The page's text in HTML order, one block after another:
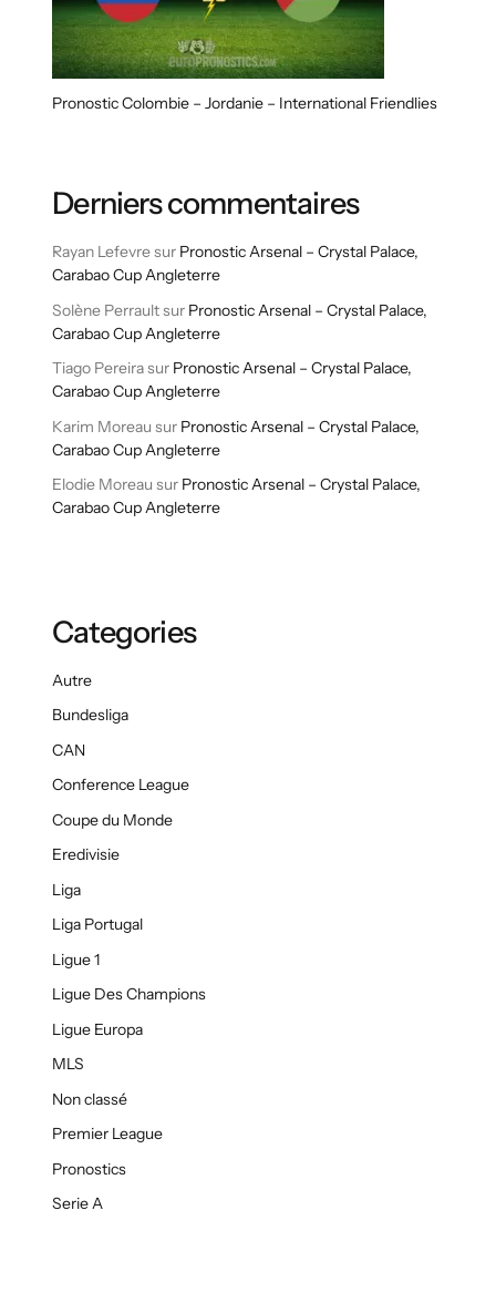
Pronostic Colombie – Jordanie – International Friendlies
Derniers commentaires
Rayan Lefevresur Pronostic Arsenal – Crystal Palace,
Carabao Cup Angleterre
Solène Perraultsur Pronostic Arsenal – Crystal Palace,
Carabao Cup Angleterre
Tiago Pereirasur Pronostic Arsenal – Crystal Palace,
Carabao Cup Angleterre
Karim Moreau sur Pronostic Arsenal – Crystal Palace,
Carabao Cup Angleterre
Elodie Moreau sur Pronostic Arsenal – Crystal Palace,
Carabao Cup Angleterre
Categories
Autre
Bundesliga
CAN
Conference League
Coupe du Monde
Eredivisie
Liga
Liga Portugal
Ligue 1
Ligue Des Champions
Ligue Europa
MLS
Non classé
Premier League
Pronostics
Serie A